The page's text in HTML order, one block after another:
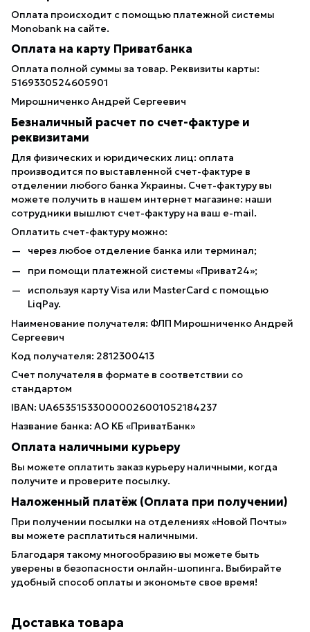
Оплата происходит с помощью платежной системы
Monobank на сайте.
Оплата на карту Приватбанка
Оплата полной суммы за товар. Реквизиты карты:
5169330524605901
Мирошниченко Андрей Сергеевич
Безналичный расчет по счет-фактуре и
реквизитами
Для физических и юридических лиц: оплата
производится по выставленной счет-фактуре в
отделении любого банка Украины. Счет-фактуру вы
можете получить в нашем интернет магазине: наши
сотрудники вышлют счет-фактуру на ваш e-mail.
Оплатить счет-фактуру можно:
через любое отделение банка или терминал;
при помощи платежной системы «Приват24»;
используя карту Visa или MasterCard с помощью
LiqPay.
Наименование получателя: ФЛП Мирошниченко Андрей
Сергеевич
Код получателя: 2812300413
Счет получателя в формате в соответствии со
стандартом
IBAN: UA653515330000026001052184237
Название банка: АО КБ «ПриватБанк»
Оплата наличными курьеру
Вы можете оплатить заказ курьеру наличными, когда
получите и проверите посылку.
Наложенный платёж (Оплата при получении)
При получении посылки на отделениях «Новой Почты»
вы можете расплатиться наличными.
Благодаря такому многообразию вы можете быть
уверены в безопасности онлайн-шопинга. Выбирайте
удобный способ оплаты и экономьте свое время!
Доставка товара